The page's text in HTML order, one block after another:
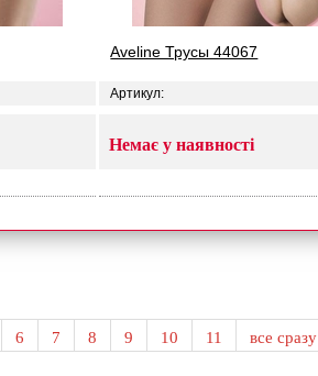
Aveline Трусы 44067
Артикул:
Немає у наявності
6 7 8 9 10 11 все сразу